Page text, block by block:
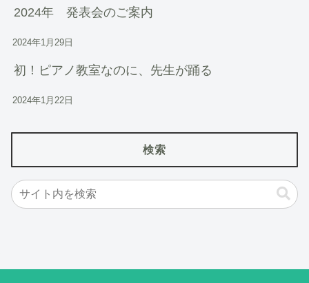
2024年 発表会のご案内
2024年1月29日
初！ピアノ教室なのに、先生が踊る
2024年1月22日
検索